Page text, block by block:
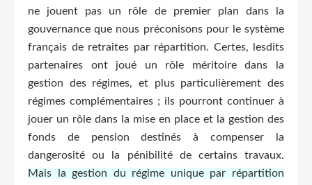
ne jouent pas un rôle de premier plan dans la
gouvernance que nous préconisons pour le système
français de retraites par répartition. Certes, lesdits
partenaires ont joué un rôle méritoire dans la
gestion des régimes, et plus particulièrement des
régimes complémentaires ; ils pourront continuer à
jouer un rôle dans la mise en place et la gestion des
fonds de pension destinés à compenser la
dangerosité ou la pénibilité de certains travaux.
Mais la gestion du régime unique par répartition